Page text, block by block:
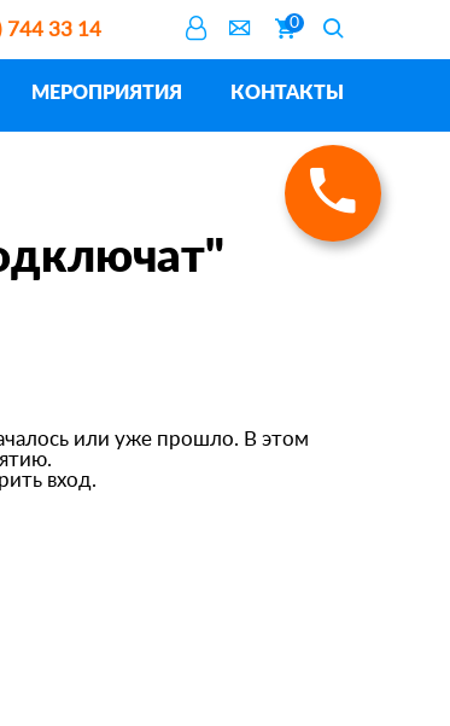
744 33 14 0
МЕРОПРИЯТИЯ КОНТАКТЫ
или уже прошло. В этом
вход.